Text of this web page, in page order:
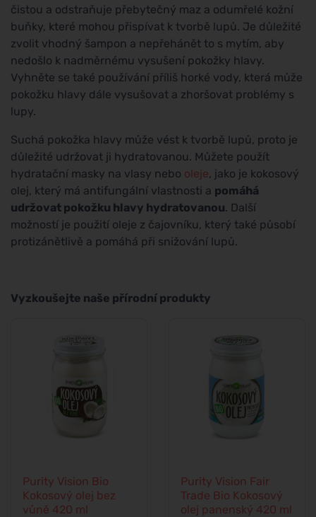
čistou a odstraňuje přebytečný maz a odumřelé kožní
buňky, které mohou přispívat k tvorbě lupů. Je důležité
zvolit vhodný šampon a nepřehánět to s mytím, aby
nedošlo k nadměrnému vysušení pokožky hlavy.
Vyhněte se také používání příliš horké vody, která může
pokožku hlavy dále vysušovat a zhoršovat problémy s
lupy.
Suchá pokožka hlavy může vést k tvorbě lupů, proto je
důležité udržovat ji hydratovanou. Můžete použít
hydratační masky na vlasy nebo oleje, jako je kokosový
olej, který má antifungální vlastnosti a pomáhá
udržovat pokožku hlavy hydratovanou. Další
možností je použití oleje z čajovníku, který také působí
protizánětlivě a pomáhá při snižování lupů.
Vyzkoušejte naše přírodní produkty
Purity Vision Bio
Kokosový olej bez
vůně 420 ml
Purity Vision Fair
Trade Bio Kokosový
olej panenský 420 ml